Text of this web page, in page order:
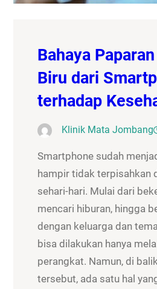
Bahaya
Biru dari
terhadap
Klinik Mata Jombang
Smartphone sudah
hampir tidak terpisahkan
sehari-hari. Mulai dari
mencari hiburan, hingga
dengan keluarga dan
bisa dilakukan hanya
perangkat. Namun, di
tersebut, ada satu hal